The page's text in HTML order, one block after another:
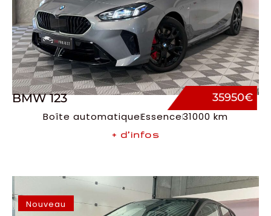
BMW 123 35950€
Boîte automatiqueEssence31000 km
+ d’infos
Nouveau